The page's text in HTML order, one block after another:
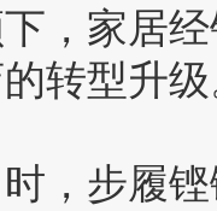
，家居
转型升
步履铿